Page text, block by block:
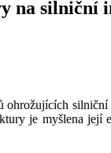
na
je myšlena